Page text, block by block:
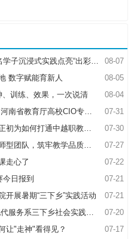
08-07
式实践点亮“出彩中原”实践路
08-05
数字赋能育新人
08-04
训练、效果，一次说清
07-31
题研究班共探AI赋能高等教育新路径
07-30
中越职教合作的“最后一公里”
07-27
团队，筑牢教学品质基石
07-22
走心了
07-21
今日报到
07-21
展暑期“三下乡”实践活动
07-20
务系三下乡社会实践综述
07-17
让"走神"看得见？